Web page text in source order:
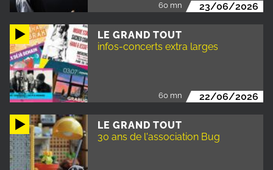
60 mn 23/06/2026
LE GRAND TOUT
infos-concerts extra larges
60 mn 22/06/2026
LE GRAND TOUT
30 ans de l'association Bug